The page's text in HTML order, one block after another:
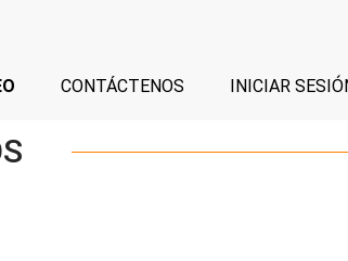
CONTÁCTENOS INICIAR